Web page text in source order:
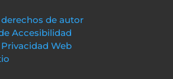
derechos de autor
Accesibilidad
Web